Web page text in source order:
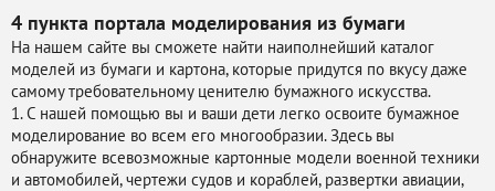
4 пункта портала моделирования из бумаги
На нашем сайте вы сможете найти наиполнейший каталог
моделей из бумаги и картона, которые придутся по вкусу даже
самому требовательному ценителю бумажного искусства.
1. С нашей помощью вы и ваши дети легко освоите бумажное
моделирование во всем его многообразии. Здесь вы
обнаружите всевозможные картонные модели военной техники
и автомобилей, чертежи судов и кораблей, развертки авиации,